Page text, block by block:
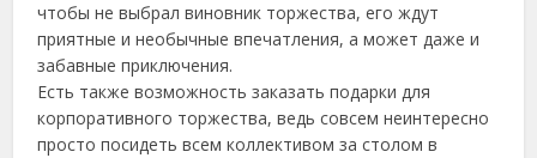
чтобы не выбрал виновник торжества, его ждут
приятные и необычные впечатления, а может даже и
забавные приключения.
Есть также возможность заказать подарки для
корпоративного торжества, ведь совсем неинтересно
просто посидеть всем коллективом за столом в